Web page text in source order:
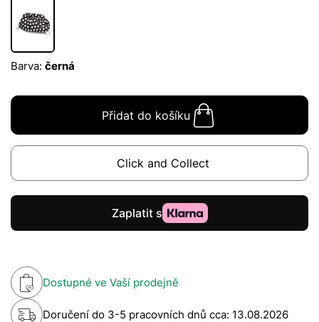
Barva: černá
Přidat do košíku
Click and Collect
Dostupné ve Vaší prodejně
Doručení do 3-5 pracovních dnů cca: 13.08.2026